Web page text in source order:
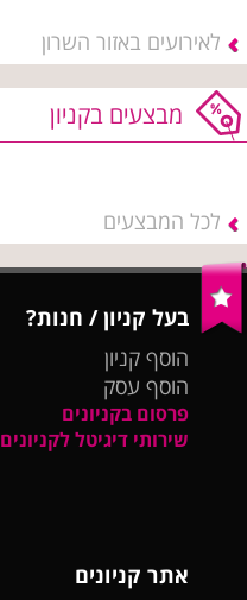
לאירועים באזור השרון
מבצעים בקניון
לכל המבצעים
בעל קניון / חנות?
הוסף קניון
הוסף עסק
פרסום בקניונים
שירותי דיגיטל לקניונים
אתר קניונים